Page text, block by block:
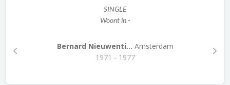
SINGLE
Woont in -
Bernard Nieuwenti... Amsterdam
1971 - 1977